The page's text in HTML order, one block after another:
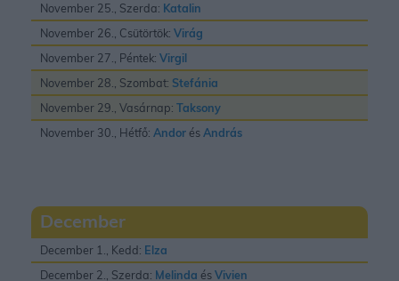
November 25., Szerda: Katalin
November 26., Csütörtök: Virág
November 27., Péntek: Virgil
November 28., Szombat: Stefánia
November 29., Vasárnap: Taksony
November 30., Hétfő: Andor ésAndrás
December
December 1., Kedd: Elza
December 2., Szerda: Melinda ésVivien